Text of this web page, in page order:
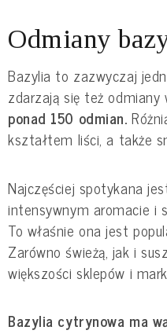
Odmiany
Bazylia to zazwyczaj
zdarzają się też odmiany
ponad 150 odmian.
kształtem liści, a także
Najczęściej spotykana
intensywnym aromacie i
To właśnie ona jest
Zarówno świeżą, jak i
większości sklepów i
Bazylia cytrynowa ma